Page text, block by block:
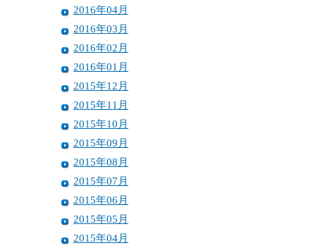
2016年04月
2016年03月
2016年02月
2016年01月
2015年12月
2015年11月
2015年10月
2015年09月
2015年08月
2015年07月
2015年06月
2015年05月
2015年04月